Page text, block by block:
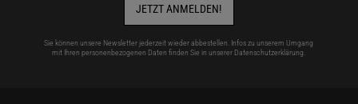
JETZT ANMELDEN!
Sie können unsere Newsletter jederzeit wieder abbestellen. Infos zu unserem Umgang
mit Ihren personenbezogenen Daten finden Sie in unserer Datenschutzerklärung